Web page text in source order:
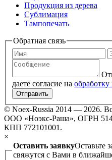
Продукция из дерева
Сублимация
Тампопечать
Обратная связь
даете согласие на
Отправить
© Noex-Russia 2014 — 2026.
ООО «Ноэкс-Раша», ОГРН
КПП 772101001.
×
Оставить заявкуОставьте
свяжутся с Вами в